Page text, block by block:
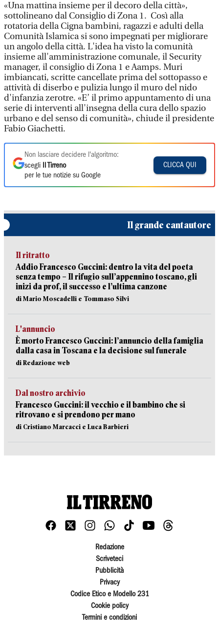
«Una mattina insieme per il decoro della città»,
sottolineano dal Consiglio di Zona 1. Così alla
rotatoria della Cigna bambini, ragazzi e adulti della
Comunità Islamica si sono impegnati per migliorare
un angolo della città. L'idea ha visto la comunità
insieme all'amministrazione comunale, il Security
manager, il consiglio di Zona 1 e Aamps. Muri
imbiancati, scritte cancellate prima del sottopasso e
attività di diserbo e pulizia lungo il muro del nido
d'infanzia zerotre. «E’ il primo appuntamento di una
serie di interventi all'insegna della cura dello spazio
urbano e del senso di comunità», chiude il presidente
Fabio Giachetti.
Non lasciare decidere l'algoritmo:
scegli
Il Tirreno
per le tue notizie su Google
CLICCA QUI
Il grande cantautore
Il ritratto
Addio Francesco Guccini: dentro la vita del poeta
senza tempo – Il rifugio sull’appennino toscano, gli
inizi da prof, il successo e l’ultima canzone
di Mario Moscadelli e Tommaso Silvi
L'annuncio
È morto Francesco Guccini: l’annuncio della famiglia
dalla casa in Toscana e la decisione sul funerale
di Redazione web
Dal nostro archivio
Francesco Guccini: il vecchio e il bambino che si
ritrovano e si prendono per mano
di Cristiano Marcacci e Luca Barbieri
Redazione
Scriveteci
Pubblicità
Privacy
Codice Etico e Modello 231
Cookie policy
Termini e condizioni